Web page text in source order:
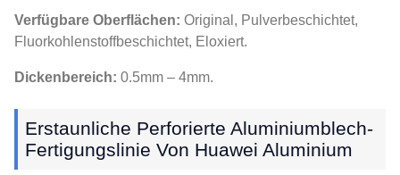
Verfügbare Oberflächen: Original, Pulverbeschichtet,
Fluorkohlenstoffbeschichtet, Eloxiert.
Dickenbereich: 0.5mm – 4mm.
Erstaunliche Perforierte Aluminiumblech-
Fertigungslinie Von Huawei Aluminium